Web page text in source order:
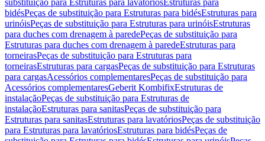
substituição para Estruturas para lavatóriosEstruturas para
bidésPeças de substituição para Estruturas para bidésEstruturas para
urinóisPeças de substituição para Estruturas para urinóisEstruturas
para duches com drenagem à paredePeças de substituição para
Estruturas para duches com drenagem à paredeEstruturas para
torneirasPeças de substituição para Estruturas para
torneirasEstruturas para cargasPeças de substituição para Estruturas
para cargasAcessórios complementaresPeças de substituição para
Acessórios complementaresGeberit KombifixEstruturas de
instalaçãoPeças de substituição para Estruturas de
instalaçãoEstruturas para sanitasPeças de substituição para
Estruturas para sanitasEstruturas para lavatóriosPeças de substituição
para Estruturas para lavatóriosEstruturas para bidésPeças de